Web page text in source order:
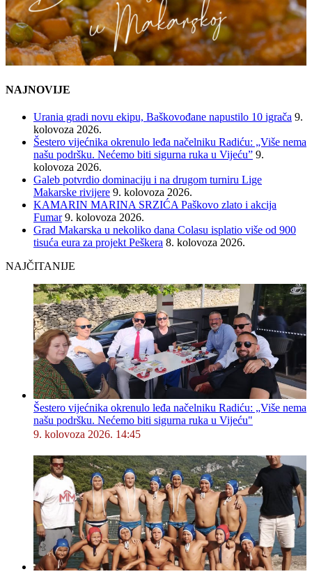
NAJNOVIJE
Urania gradi novu ekipu, Baškovođane napustilo 10 igrača 9.
kolovoza 2026.
Šestero vijećnika okrenulo leđa načelniku Radiću: „Više nema
našu podršku. Nećemo biti sigurna ruka u Vijeću” 9.
kolovoza 2026.
Galeb potvrdio dominaciju i na drugom turniru Lige
Makarske rivijere 9. kolovoza 2026.
KAMARIN MARINA SRZIĆA Paškovo zlato i akcija
Fumar 9. kolovoza 2026.
Grad Makarska u nekoliko dana Colasu isplatio više od 900
tisuća eura za projekt Peškera 8. kolovoza 2026.
NAJČITANIJE
Šestero vijećnika okrenulo leđa načelniku Radiću: „Više nema
našu podršku. Nećemo biti sigurna ruka u Vijeću"
9. kolovoza 2026. 14:45